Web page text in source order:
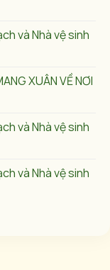
và Nhà vệ sinh
XUÂN VỀ NƠI
và Nhà vệ sinh
và Nhà vệ sinh